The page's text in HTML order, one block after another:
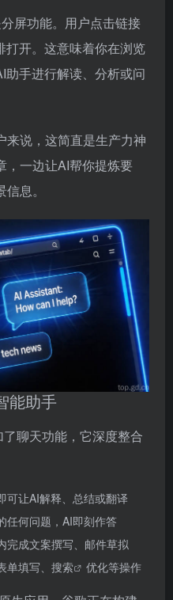
屏功能。用户点击链接
打开。这意味着你在浏览
手进行解读、分析或问
来说，这简直是生产力神
，一边让AI帮你提炼要
息。
能助手
聊天功能，它深度整合
可让AI解释、总结或翻译
任何问题，AI即刻作答
完成文案撰写、邮件草拟
单填写、 搜索 优化等操作